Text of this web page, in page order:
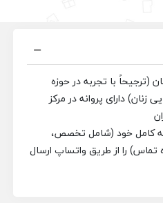
(ترجیحاً با تجربه در حوزه
زنان) دارای پروانه در مرکز
کامل خود (شامل تخصص،
را از طریق واتساپ ارسال